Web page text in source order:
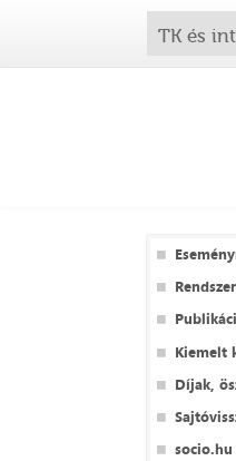
TK és
Kiemelt
Díjak,